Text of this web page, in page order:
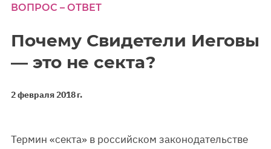
ВОПРОС – ОТВЕТ
Почему Свидетели Иеговы
— это не секта?
2 февраля 2018 г.
Термин «секта» в российском законодательстве